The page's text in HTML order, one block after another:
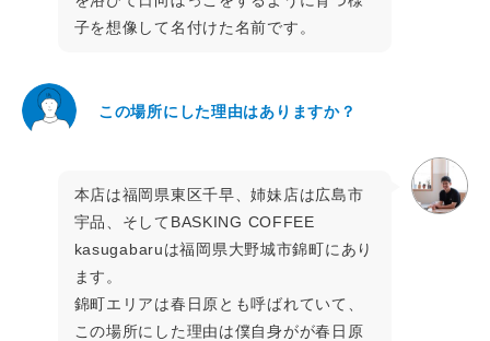
子を想像して名付けた名前です。
この場所にした理由はありますか？
本店は福岡県東区千早、姉妹店は広島市
宇品、そしてBASKING COFFEE
kasugabaruは福岡県大野城市錦町にあり
ます。
錦町エリアは春日原とも呼ばれていて、
この場所にした理由は僕自身がが春日原